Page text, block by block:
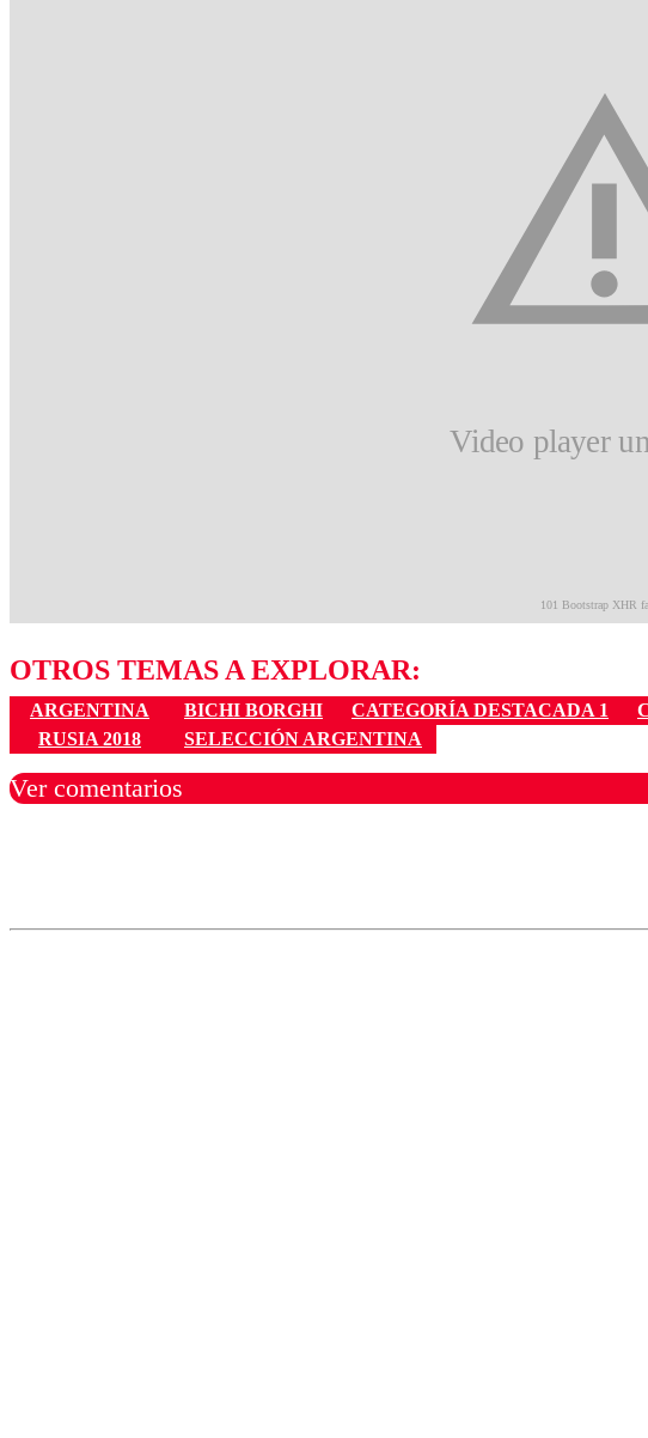
OTROS TEMAS A EXPLORAR:
ARGENTINA BICHI BORGHI CATEGORÍA DESTACADA 1
RUSIA 2018
SELECCIÓN ARGENTINA
Ver comentarios